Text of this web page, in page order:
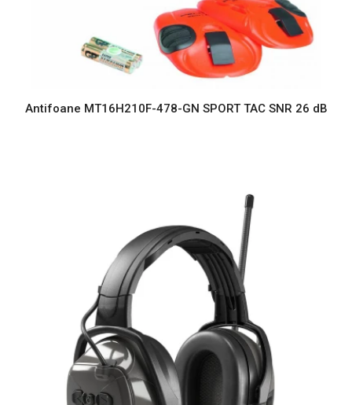
Antifoane MT16H210F-478-GN SPORT TAC SNR 26 dB